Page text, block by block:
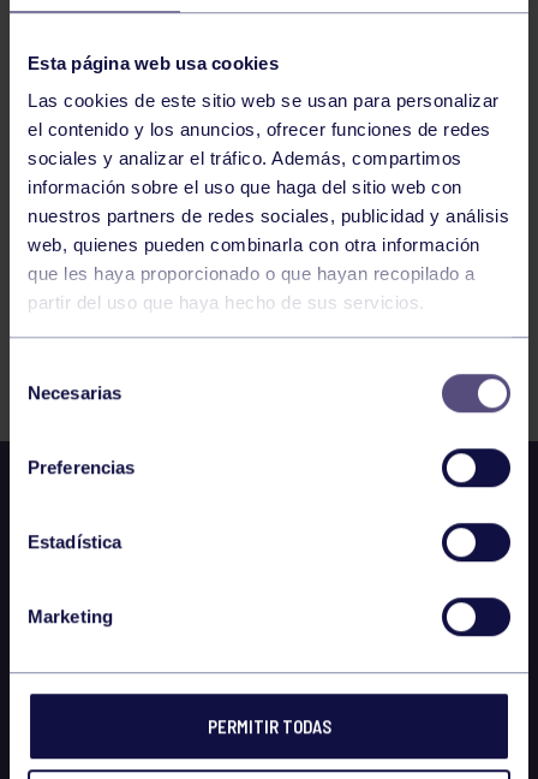
Esta página web usa cookies
Las cookies de este sitio web se usan para personalizar
el contenido y los anuncios, ofrecer funciones de redes
sociales y analizar el tráfico. Además, compartimos
información sobre el uso que haga del sitio web con
nuestros partners de redes sociales, publicidad y análisis
web, quienes pueden combinarla con otra información
que les haya proporcionado o que hayan recopilado a
partir del uso que haya hecho de sus servicios.
Necesarias
Preferencias
Estadística
Marketing
PERMITIR TODAS
BALONCESTO
JUNIOR MASCULINO A: OCB – RGCC
382 383 384 385 386 387 388